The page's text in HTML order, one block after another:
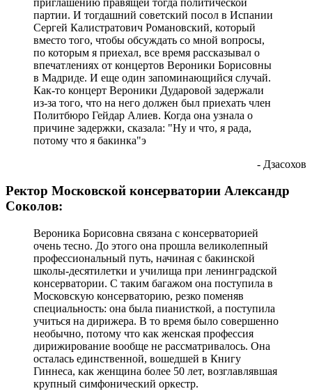
партии. И тогдашний советский посол в Испании
Сергей Калистратович Романовский, который
вместо того, чтобы обсуждать со мной вопросы,
по которым я приехал, все время рассказывал о
впечатлениях от концертов Вероники Борисовны
в Мадриде. И еще один запоминающийся случай.
Как-то концерт Вероники Дударовой задержали
из-за того, что на него должен был приехать член
Политбюро Гейдар Алиев. Когда она узнала о
причине задержки, сказала: "Ну и что, я рада,
потому что я бакинка"э
- Дзасохов
Ректор Московской консерватории Александр
Соколов:
Вероника Борисовна связана с консерваторией
очень тесно. До этого она прошла великолепный
профессиональный путь, начиная с бакинской
школы-десятилетки и училища при ленинградской
консерватории. С таким багажом она поступила в
Московскую консерваторию, резко поменяв
специальность: она была пианисткой, а поступила
учиться на дирижера. В то время было совершенно
необычно, потому что как женская профессия
дирижирование вообще не рассматривалось. Она
осталась единственной, вошедшей в Книгу
Гиннеса, как женщина более 50 лет, возглавлявшая
крупный симфонический оркестр.